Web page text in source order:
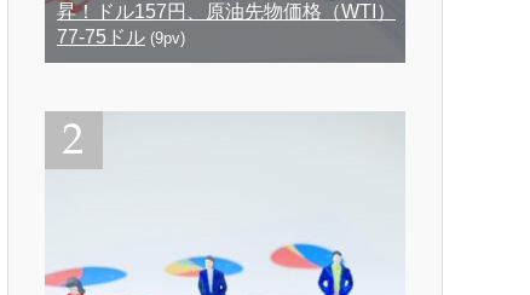
昇！ドル157円、原油先物価格（WTI）
77-75ドル (9pv)